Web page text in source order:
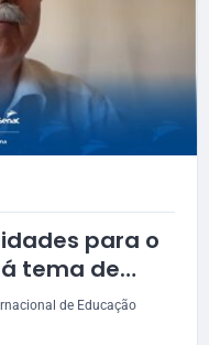
para o
tema de
Seminário
de Educação